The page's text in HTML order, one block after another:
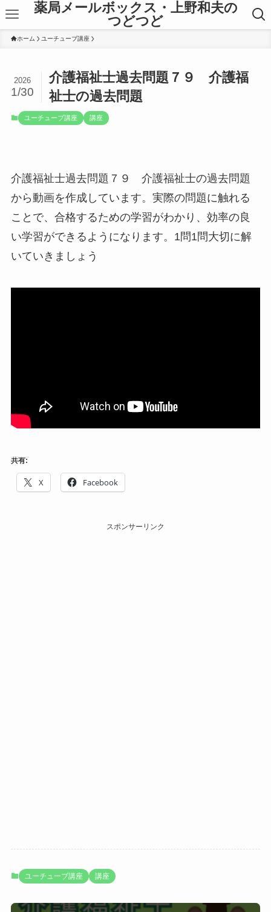
薬局メールボックス・上野和夫の
つどつど
ホーム ユーチューブ講座
介護福祉士過去問題７９ 介護福
祉士の過去問題
2026
1/30
ユーチューブ講座 講座
介護福祉士過去問題７９ 介護福祉士の過去問題
から動画を作成しています。実際の問題に触れる
ことで、合格するための学習がわかり、効率の良
い学習ができるようになります。1問1問大切に解
いていきましょう
共有:
X Facebook
スポンサーリンク
ユーチューブ講座 講座